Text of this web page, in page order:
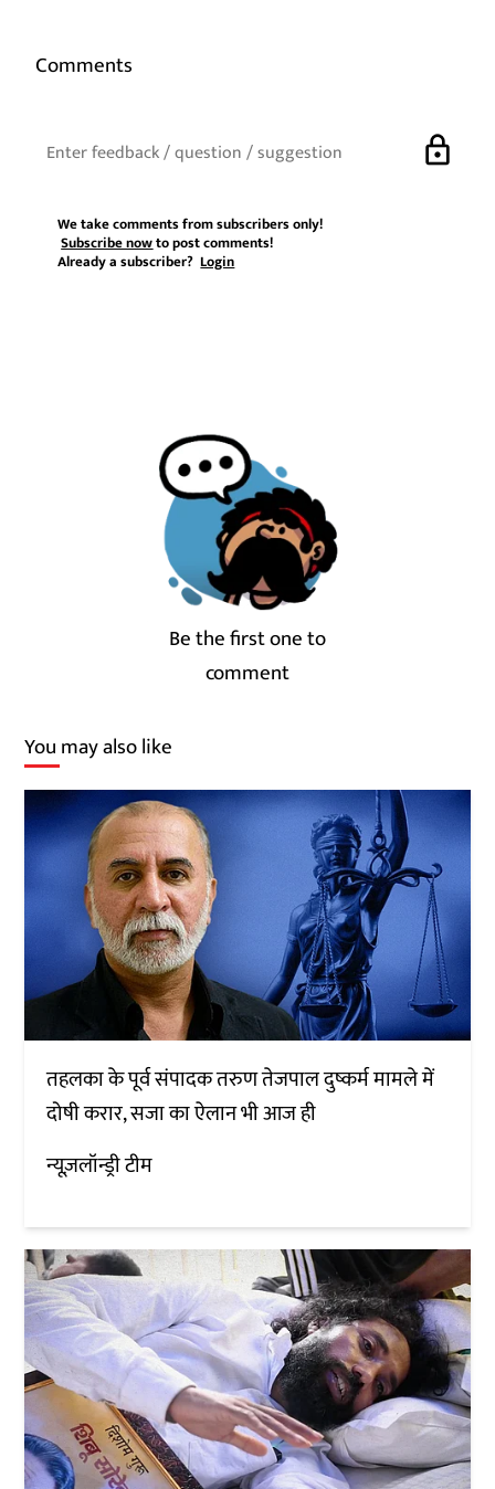
Comments
lock
We take comments from subscribers only!
Subscribe nowto post comments!
Already a subscriber?Login
Be the first one to
comment
You may also like
तहलका के पूर्व संपादक तरुण तेजपाल दुष्कर्म मामले में
दोषी करार, सजा का ऐलान भी आज ही
न्यूज़लॉन्ड्री टीम